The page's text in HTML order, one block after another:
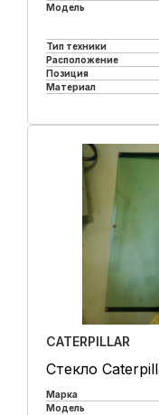
Модель
Тип техники
Расположение
Позиция
Материал
CATERPILLAR
Стекло
Марка
Модель